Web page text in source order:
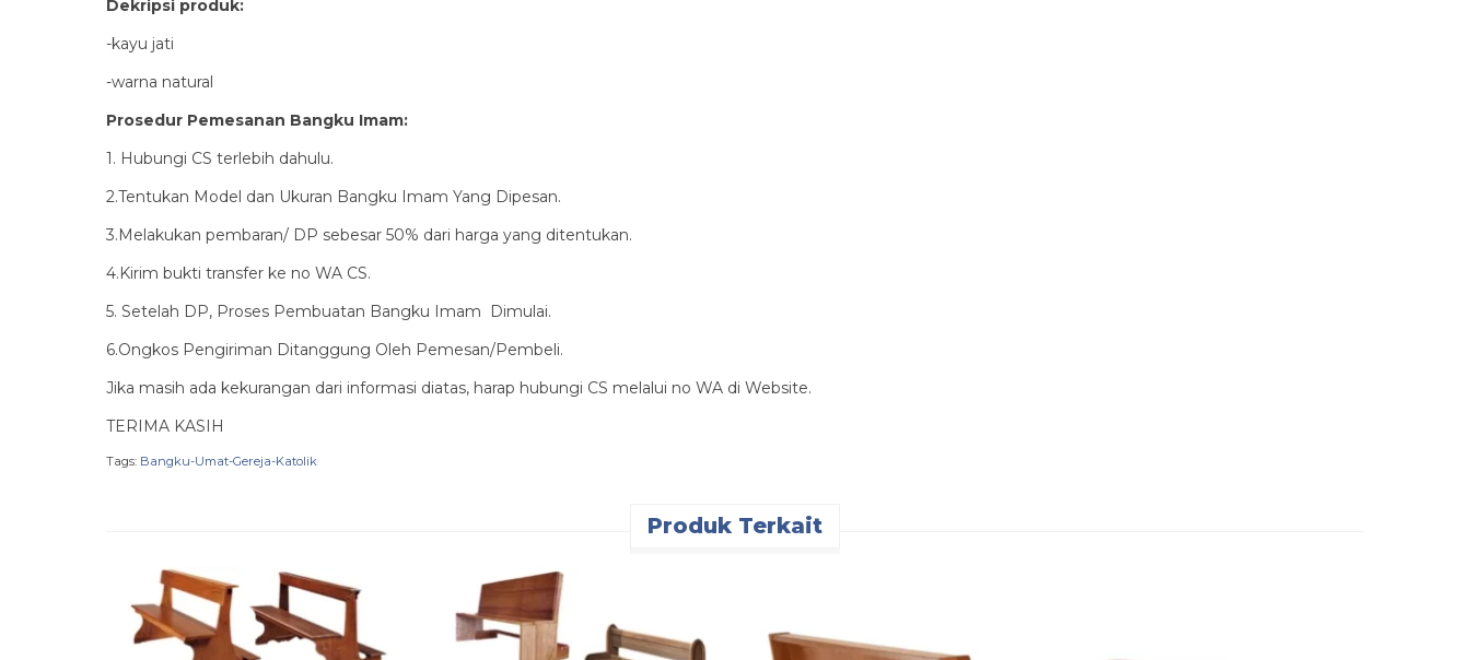
Dekripsi produk:
-kayu jati
-warna natural
Prosedur Pemesanan Bangku Imam:
1. Hubungi CS terlebih dahulu.
2.Tentukan Model dan Ukuran Bangku Imam Yang Dipesan.
3.Melakukan pembaran/ DP sebesar 50% dari harga yang ditentukan.
4.Kirim bukti transfer ke no WA CS.
5. Setelah DP, Proses Pembuatan Bangku Imam Dimulai.
6.Ongkos Pengiriman Ditanggung Oleh Pemesan/Pembeli.
Jika masih ada kekurangan dari informasi diatas, harap hubungi CS melalui no WA di Website.
TERIMA KASIH
Tags: Bangku-Umat-Gereja-Katolik
Produk Terkait